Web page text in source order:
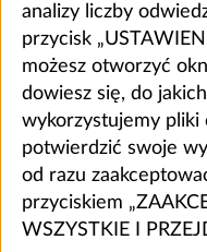
analizy liczby
przycisk
możesz otworzyć
dowiesz się, do
wykorzystujemy pliki
potwierdzić swoje
od razu
przyciskiem
WSZYSTKIE I